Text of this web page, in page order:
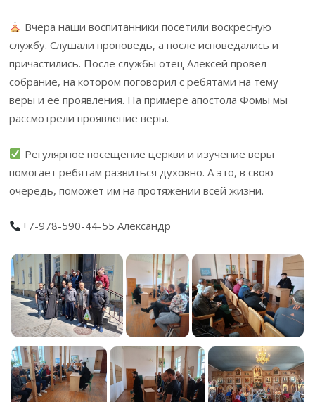
Вчера наши воспитанники посетили воскресную
службу. Слушали проповедь, а после исповедались и
причастились. После службы отец Алексей провел
собрание, на котором поговорил с ребятами на тему
веры и ее проявления. На примере апостола Фомы мы
рассмотрели проявление веры.
Регулярное посещение церкви и изучение веры
помогает ребятам развиться духовно. А это, в свою
очередь, поможет им на протяжении всей жизни.
+7-978-590-44-55 Александр